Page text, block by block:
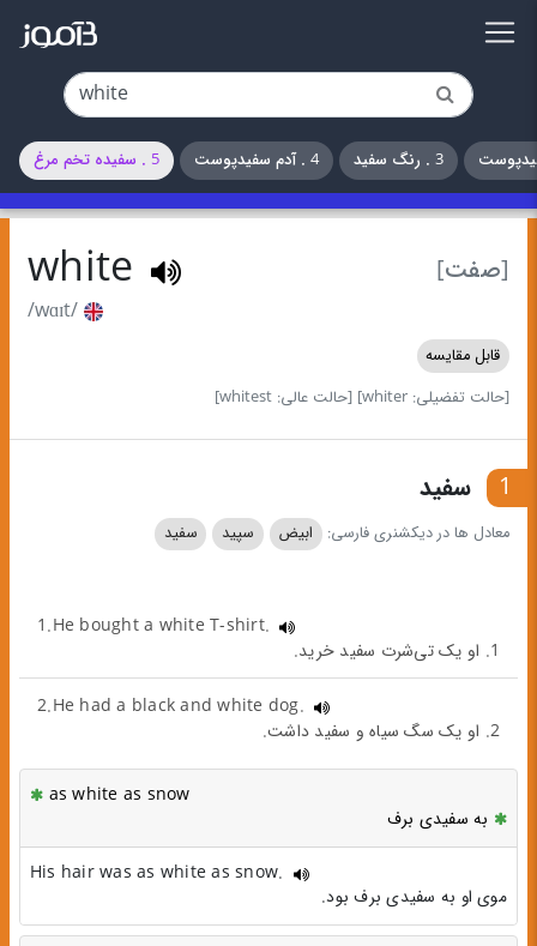
3 . رنگ سفید 4 . آدم سفیدپوست 5 . سفیده تخم مرغ
[صفت] white
/wɑɪt/
قابل مقایسه
[حالت تفضیلی: whiter]
[حالت عالی: whitest]
1 سفید
معادل ها در دیکشنری فارسی: ابیض سپید سفید
1.He bought a white T-shirt.
1. او یک تی‌شرت سفید خرید.
2.He had a black and white dog.
2. او یک سگ سیاه و سفید داشت.
as white as snow
به سفیدی برف
His hair was as white as snow.
موی او به سفیدی برف بود.